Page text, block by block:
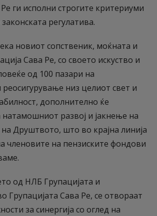
ги исполни строгите критериуми
регулатива.
новиот сопственик, моќната и
Сава Ре, со своето искуство и
од 100 пазари на
низ целиот свет и
дополнително ќе
натамошниот развој и јакнење на
Друштвото, што во крајна линија
членовите на пензиските фондови
од НЛБ Групацијата и
Групацијата Сава Ре, се отвораат
за синергија со оглед на